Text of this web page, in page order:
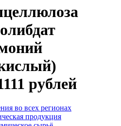
рублей
во всех регионах
продукция